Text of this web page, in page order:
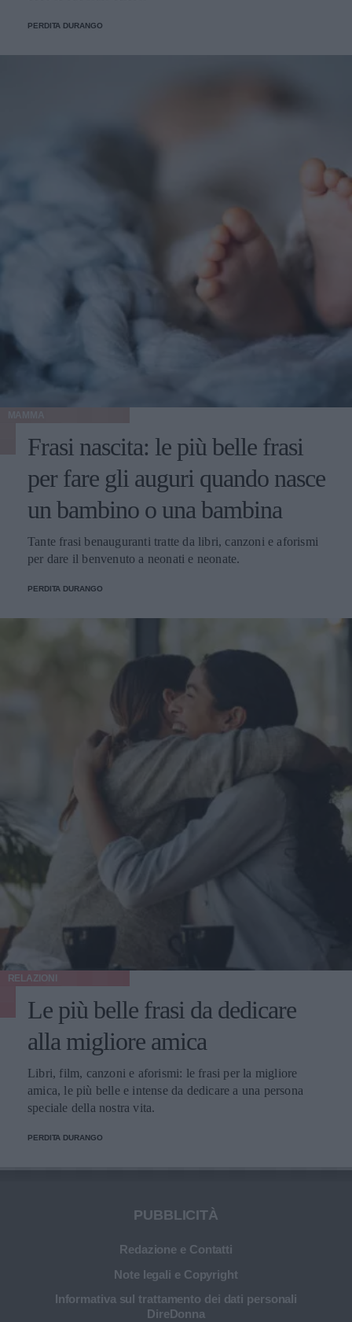
PERDITA DURANGO
Frasi nascita: le più belle frasi
per fare gli auguri quando nasce
un bambino o una bambina
Tante frasi benauguranti tratte da libri, canzoni e aforismi
per dare il benvenuto a neonati e neonate.
PERDITA DURANGO
RELAZIONI
Le più belle frasi da dedicare
alla migliore amica
Libri, film, canzoni e aforismi: le frasi per la migliore
amica, le più belle e intense da dedicare a una persona
speciale della nostra vita.
PERDITA DURANGO
PUBBLICITÀ
Redazione e Contatti
Note legali e Copyright
Informativa sul trattamento dei dati personali
DireDonna